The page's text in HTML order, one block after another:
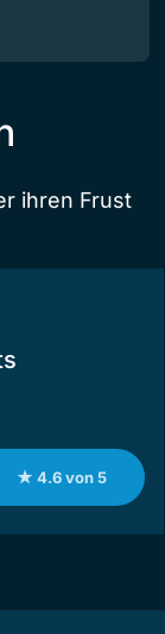
ihren Frust
★ 4.6 von 5